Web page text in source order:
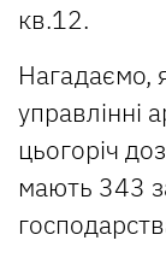
кв.12.
Нагадаємо,
управлінні
цьогоріч
мають 343